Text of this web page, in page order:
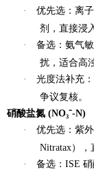
·
优先选 ： 离
剂，直接浸
·
备选 ： 氨气
扰，适合高
·
光度法补充
争议复核。
硝酸盐氮 (NO₃⁻-N)
·
优先选 ： 紫
Nitratax），
·
备选 ： ISE